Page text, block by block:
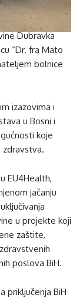
Dubravka
“Dr. fra Mato
bolnice
izazovima i
u Bosni i
koje
zdravstva.
EU4Health,
jačanju
u projekte koji
zaštite,
poslova BiH.
priključenja BiH